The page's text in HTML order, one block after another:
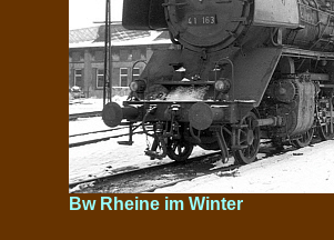
Bw Rheine im Winter